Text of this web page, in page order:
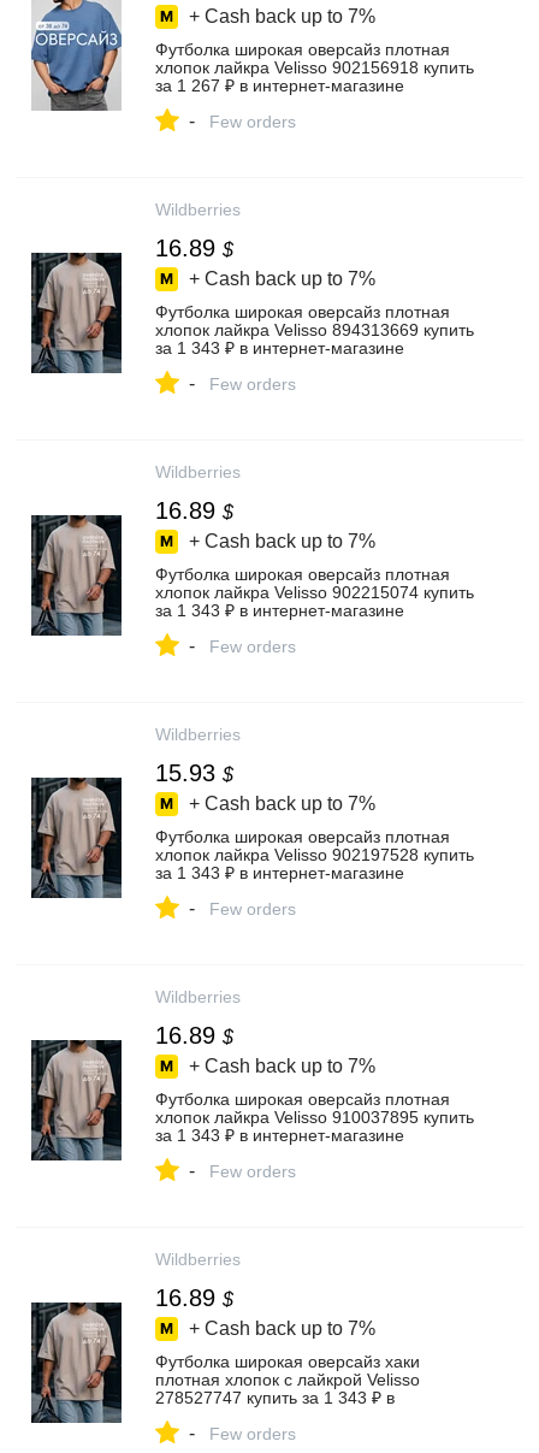
+ Cash back up to 7%
Футболка широкая оверсайз плотная
хлопок лайкра Velisso 902156918 купить
за 1 267 ₽ в интернет‑магазине
- Few orders
Wildberries
16.89 $
+ Cash back up to 7%
Футболка широкая оверсайз плотная
хлопок лайкра Velisso 894313669 купить
за 1 343 ₽ в интернет‑магазине
- Few orders
Wildberries
16.89 $
+ Cash back up to 7%
Футболка широкая оверсайз плотная
хлопок лайкра Velisso 902215074 купить
за 1 343 ₽ в интернет‑магазине
- Few orders
Wildberries
15.93 $
+ Cash back up to 7%
Футболка широкая оверсайз плотная
хлопок лайкра Velisso 902197528 купить
за 1 343 ₽ в интернет‑магазине
- Few orders
Wildberries
16.89 $
+ Cash back up to 7%
Футболка широкая оверсайз плотная
хлопок лайкра Velisso 910037895 купить
за 1 343 ₽ в интернет‑магазине
- Few orders
Wildberries
16.89 $
+ Cash back up to 7%
Футболка широкая оверсайз хаки
плотная хлопок с лайкрой Velisso
278527747 купить за 1 343 ₽ в
- Few orders